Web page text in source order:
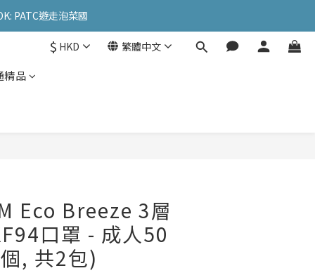
PATC遊走泡菜國
PATC遊走泡菜國
PATC遊走泡菜國
$ HKD 繁體中文
精品
Eco Breeze 3層
口罩 - 成人50
, 共2包)